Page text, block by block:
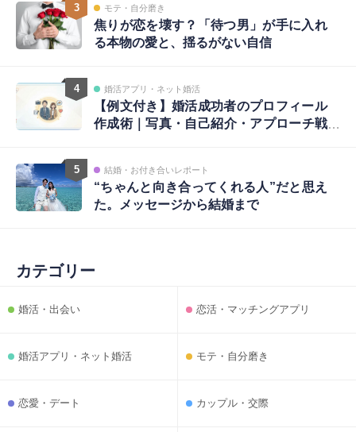
3 モテ・自分磨き
焦りが恋を壊す？「待つ男」が手に入れ
る本物の愛と、揺るがない自信
4 婚活アプリ・ネット婚活
【例文付き】婚活成功者のプロフィール
作成術｜写真・自己紹介・アプローチ戦
5 結婚・お付き合いレポート
“ちゃんと向き合ってくれる人”だと思え
た。メッセージから結婚まで
カテゴリー
婚活・出会い 恋活・マッチングアプリ
婚活アプリ・ネット婚活 モテ・自分磨き
恋愛・デート カップル・交際